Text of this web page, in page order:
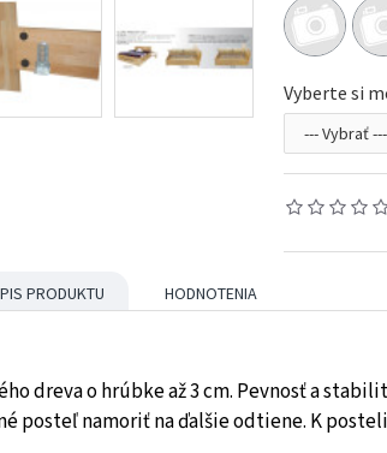
Vyberte si
PRODUKTU HODNOTENIA
dreva o hrúbke až 3 cm. Pevnosť a
posteľ namoriť na ďalšie odtiene. K